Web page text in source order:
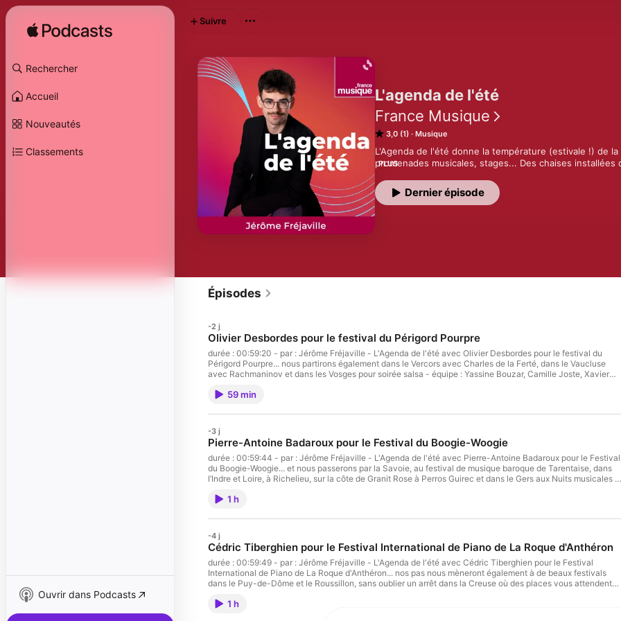
Rechercher
Accueil
Nouveautés
Classements
Ouvrir dans Podcasts
L'agenda de l'été
France Musique
3,0 (1) Musique
L'Agenda de l'été donne la température (estivale !) de
promenades musicales, stages... Des chaises
chez vous.
PLUS
Dernier épisode
Suivre
Épisodes
-2 j
Olivier Desbordes pour le festival du Périgord Pourpre
durée : 00:59:20 - par : Jérôme Fréjaville - L'Agenda de l'été avec Olivier Desbordes pour le festival du
Périgord Pourpre... nous partirons également dans le Vercors avec Charles de la Ferté, dans le Vaucluse
avec Rachmaninov et dans les Vosges pour soirée salsa - équipe : Yassine Bouzar, Camille Joste, Xavier
59 min
-3 j
Pierre-Antoine Badaroux pour le Festival du Boogie-Woogie
durée : 00:59:44 - par : Jérôme Fréjaville - L'Agenda de l'été avec Pierre-Antoine Badaroux pour le Festival
du Boogie-Woogie... et nous passerons par la Savoie, au festival de musique baroque de Tarentaise, dans
l’Indre et Loire, à Richelieu, sur la côte de Granit Rose à Perros Guirec et dans le Gers aux Nuits musicales
Musicien de Umlaut big Band Vous aimez ce podcast ? Pour écouter tous les épisodes sans limite, rendez-
1 h
-4 j
Cédric Tiberghien pour le Festival International de Piano de La Roque d'Anthéron
durée : 00:59:49 - par : Jérôme Fréjaville - L'Agenda de l'été avec Cédric Tiberghien pour le Festival
International de Piano de La Roque d'Anthéron... nos pas nous mèneront également à de beaux festivals
dans le Puy-de-Dôme et le Roussillon, sans oublier un arrêt dans la Creuse où des places vous attendent
Cédric Tiberghien Pianiste français (1975- ) Vous aimez ce podcast ? Pour écouter tous les épisodes sans
1 h